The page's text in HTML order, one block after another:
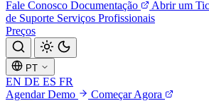
Fale Conosco Documentação Abrir um
de Suporte Serviços Profissionais
Preços
PT
EN DE ES FR
Agendar Demo
Começar Agora